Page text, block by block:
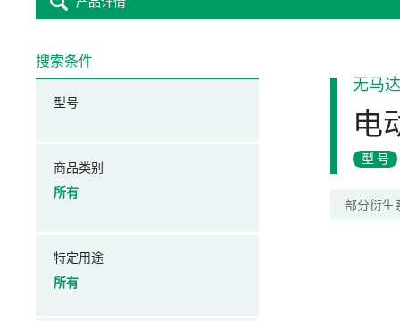
无马达
电
型号
部分衍生
搜索条件
型号
商品类别
所有
特定用途
所有